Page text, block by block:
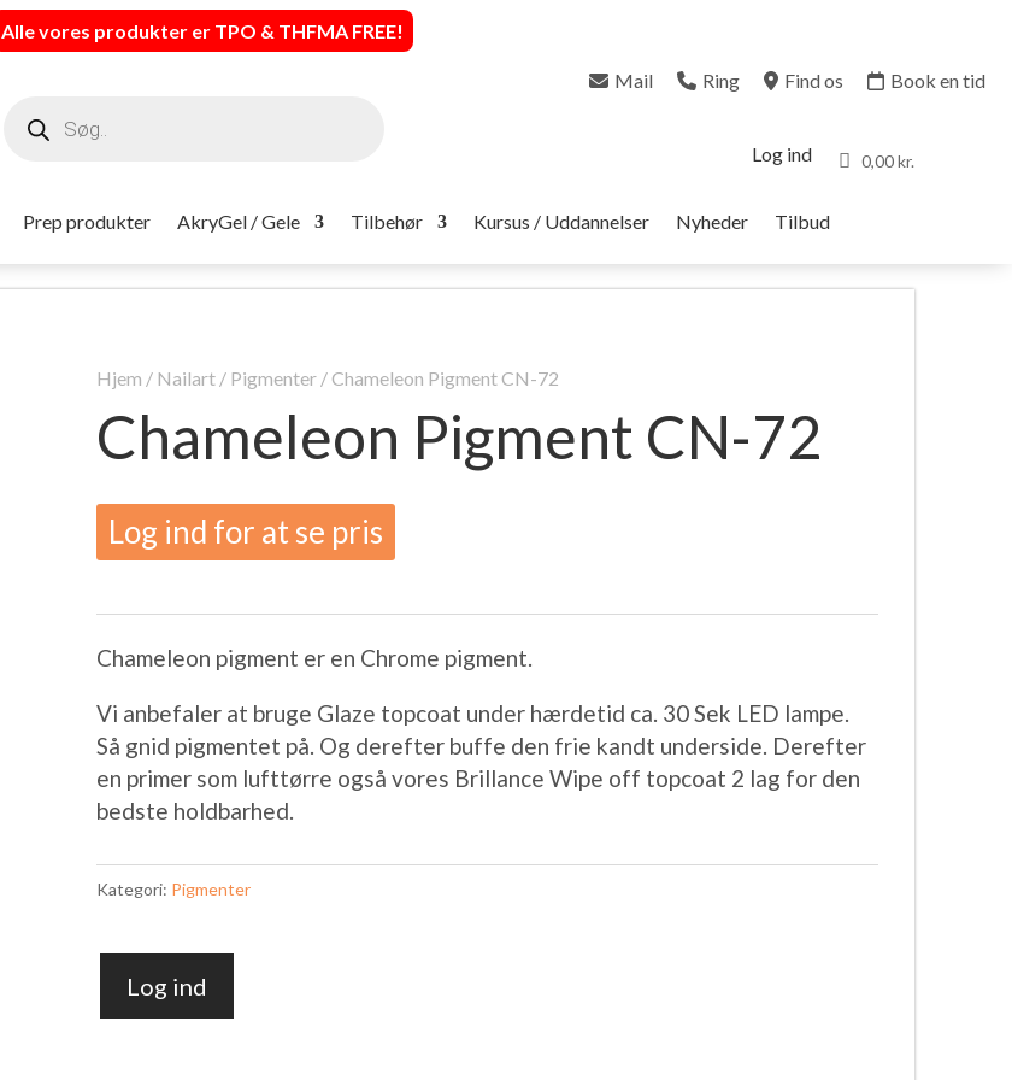
Alle vores produkter er TPO & THFMA FREE!
Mail Ring Find os Book en tid
search
Log ind 0,00 kr.
Prep produkter AkryGel / Gele Tilbehør Kursus / Uddannelser Nyheder Tilbud
Hjem / Nailart / Pigmenter / Chameleon Pigment CN-72
Chameleon Pigment CN-72
Log ind for at se pris
Chameleon pigment er en Chrome pigment.
Vi anbefaler at bruge Glaze topcoat under hærdetid ca. 30 Sek LED lampe.
Så gnid pigmentet på. Og derefter buffe den frie kandt underside. Derefter
en primer som lufttørre også vores Brillance Wipe off topcoat 2 lag for den
bedste holdbarhed.
Kategori: Pigmenter
Chameleon
Log ind